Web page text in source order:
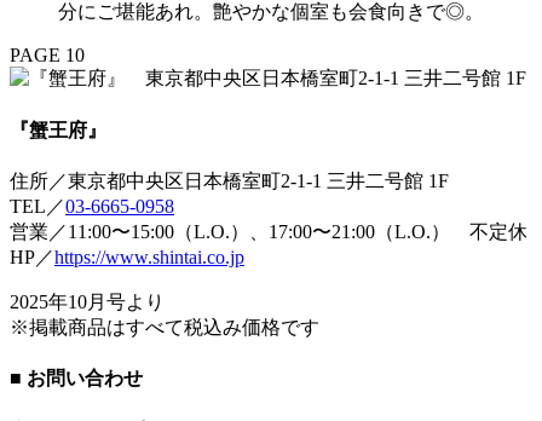
分にご堪能あれ。艶やかな個室も会食向きで◎。
PAGE 10
『蟹王府』
住所／東京都中央区日本橋室町2-1-1 三井二号館 1F
TEL／03-6665-0958
営業／11:00〜15:00（L.O.）、17:00〜21:00（L.O.） 不定休
HP／https://www.shintai.co.jp
2025年10月号より
※掲載商品はすべて税込み価格です
■ お問い合わせ